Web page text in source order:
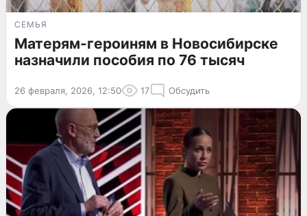
СЕМЬЯ
Матерям-героиням в Новосибирске
назначили пособия по 76 тысяч
26 февраля, 2026, 12:50 17 Обсудить